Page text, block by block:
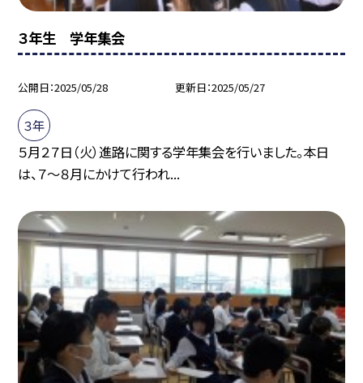
３年生 学年集会
公開日 2025/05/28 更新日 2025/05/27
３年
５月２７日（火）進路に関する学年集会を行いました。本日
は、７～８月にかけて行われ...